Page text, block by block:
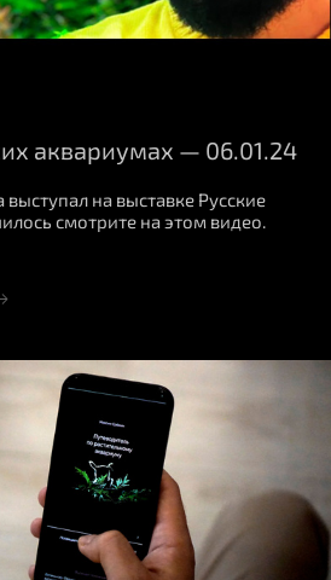
аквариумах — 06.01.24
выступал на выставке Русские
смотрите на этом видео.